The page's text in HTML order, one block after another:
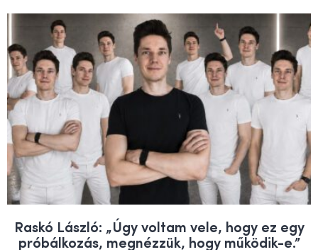
Raskó László: „Úgy voltam vele, hogy ez egy
próbálkozás, megnézzük, hogy működik-e.”